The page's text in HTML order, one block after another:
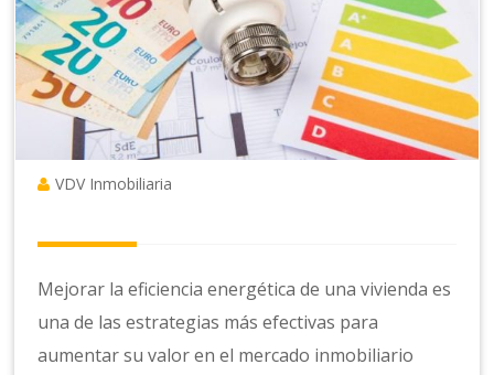
VDV Inmobiliaria
Mejorar la eficiencia energética de una vivienda es
una de las estrategias más efectivas para
aumentar su valor en el mercado inmobiliario